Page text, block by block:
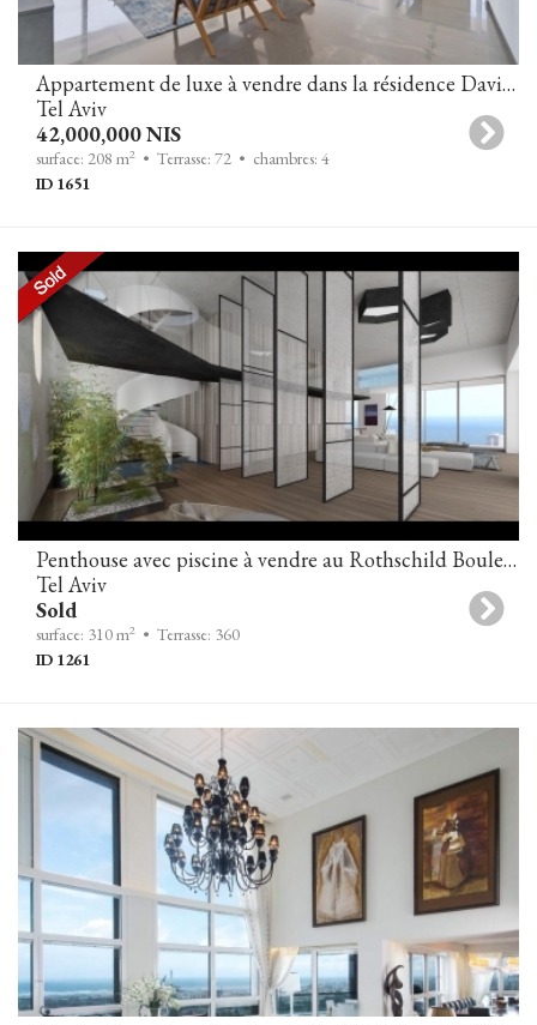
Appartement de luxe à vendre dans la résidence David Promenade à Tel Aviv, à proximité de l'hôtel Kempinski.
Tel Aviv
42,000,000 NIS
surface: 208 m2 • Terrasse: 72 • chambres: 4
ID 1651
Penthouse avec piscine à vendre au Rothschild Boulevard, Tel-Aviv
Tel Aviv
Sold
surface: 310 m2 • Terrasse: 360
ID 1261